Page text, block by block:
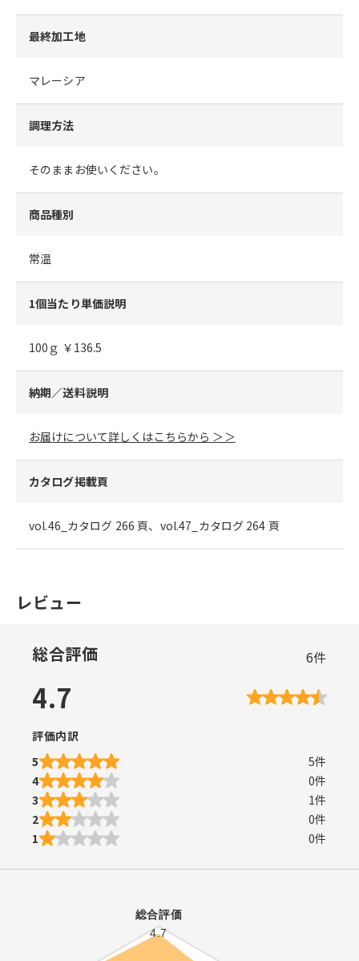
最終加工地
マレーシア
調理方法
そのままお使いください。
商品種別
常温
1個当たり単価説明
100ｇ ￥136.5
納期／送料説明
お届けについて詳しくはこちらから ＞＞
カタログ掲載頁
vol.46_カタログ 266 頁、vol.47_カタログ 264 頁
レビュー
総合評価 6件
4.7
評価内訳
5
5件
4
0件
3
1件
2
0件
1
0件